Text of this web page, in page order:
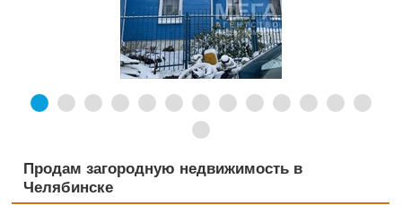
Продам загородную недвижимость в
Челябинске